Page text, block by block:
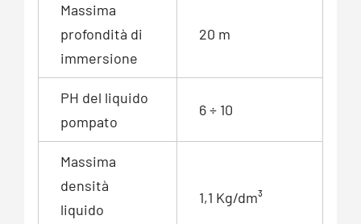
Massima
profondità di
immersione
20 m
PH del liquido
pompato
6 ÷ 10
Massima
densità
liquido
1,1 Kg/dm³